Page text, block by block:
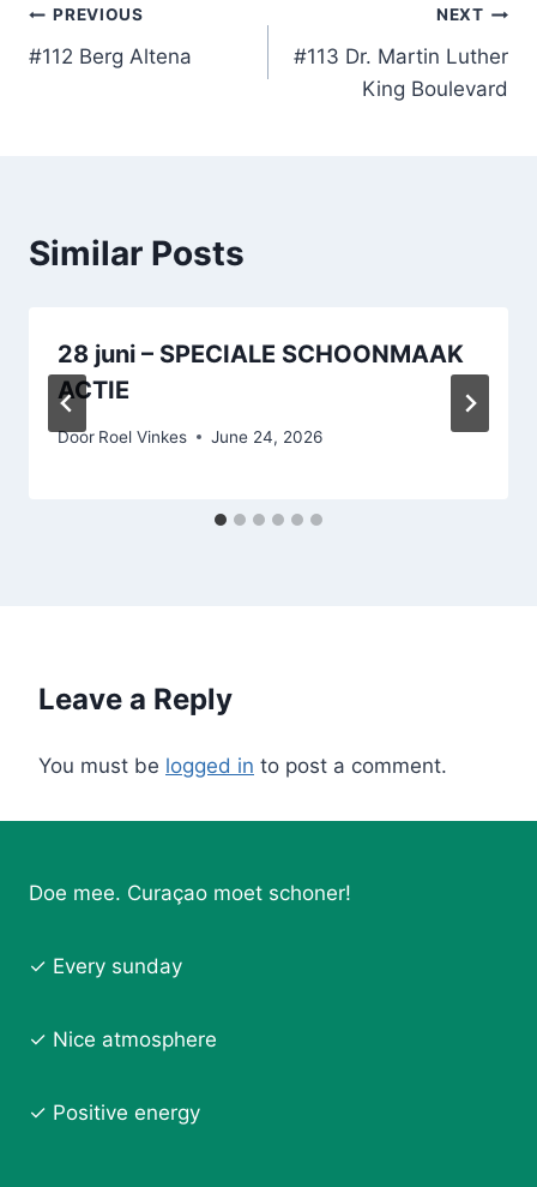
Post
navigation
PREVIOUS
#112 Berg Altena
NEXT
#113 Dr. Martin Luther
King Boulevard
Similar Posts
28 juni – SPECIALE SCHOONMAAK
ACTIE
Door Roel Vinkes June 24, 2026
Leave a Reply
You must be logged in to post a comment.
Doe mee. Curaçao moet schoner!
✓ Every sunday
✓ Nice atmosphere
✓ Positive energy